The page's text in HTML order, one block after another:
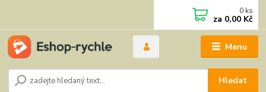
Menu
Hledat
0 ks
za 0,00 Kč